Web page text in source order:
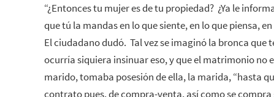
“¿Entonces tu mujer es de tu propiedad? ¿Ya le
que tú la mandas en lo que siente, en lo que piensa,
El ciudadano dudó. Tal vez se imaginó la bronca que
ocurría siquiera insinuar eso, y que el matrimonio no
marido, tomaba posesión de ella, la marida, “hasta
contrato pues, de compra-venta, así como se